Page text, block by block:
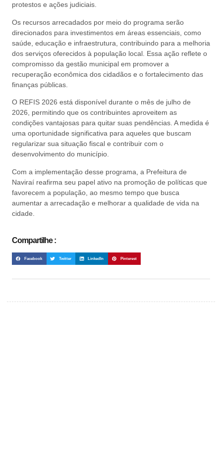
protestos e ações judiciais.
Os recursos arrecadados por meio do programa serão
direcionados para investimentos em áreas essenciais, como
saúde, educação e infraestrutura, contribuindo para a melhoria
dos serviços oferecidos à população local. Essa ação reflete o
compromisso da gestão municipal em promover a
recuperação econômica dos cidadãos e o fortalecimento das
finanças públicas.
O REFIS 2026 está disponível durante o mês de julho de
2026, permitindo que os contribuintes aproveitem as
condições vantajosas para quitar suas pendências. A medida é
uma oportunidade significativa para aqueles que buscam
regularizar sua situação fiscal e contribuir com o
desenvolvimento do município.
Com a implementação desse programa, a Prefeitura de
Naviraí reafirma seu papel ativo na promoção de políticas que
favorecem a população, ao mesmo tempo que busca
aumentar a arrecadação e melhorar a qualidade de vida na
cidade.
Compartilhe :
Facebook Twitter LinkedIn Pinterest